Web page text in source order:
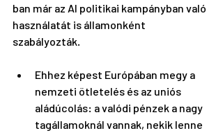
ban már az AI politikai kampányban való
használatát is államonként
szabályozták.
Ehhez képest Európában megy a
nemzeti ötletelés és az uniós
aládúcolás: a valódi pénzek a nagy
tagállamoknál vannak, nekik lenne